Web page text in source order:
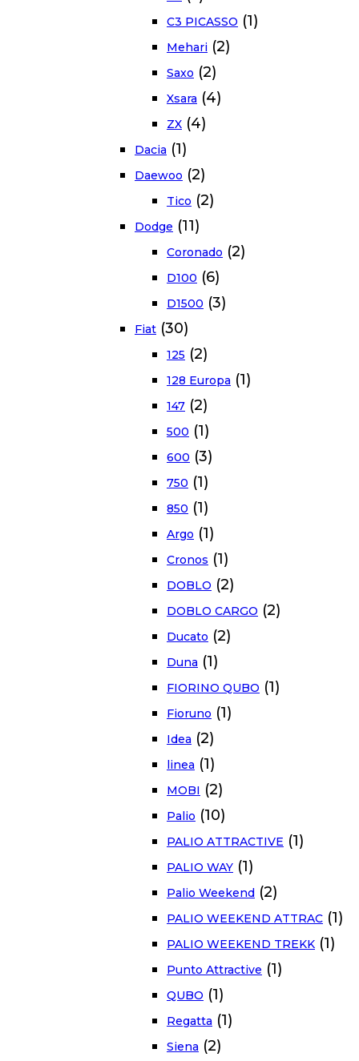
C3 PICASSO (1)
Mehari (2)
Saxo (2)
Xsara (4)
ZX (4)
Dacia (1)
Daewoo (2)
Tico (2)
Dodge (11)
Coronado (2)
D100 (6)
D1500 (3)
Fiat (30)
125 (2)
128 Europa (1)
147 (2)
500 (1)
600 (3)
750 (1)
850 (1)
Argo (1)
Cronos (1)
DOBLO (2)
DOBLO CARGO (2)
Ducato (2)
Duna (1)
FIORINO QUBO (1)
Fioruno (1)
Idea (2)
linea (1)
MOBI (2)
Palio (10)
PALIO ATTRACTIVE (1)
PALIO WAY (1)
Palio Weekend (2)
PALIO WEEKEND ATTRAC (1)
PALIO WEEKEND TREKK (1)
Punto Attractive (1)
QUBO (1)
Regatta (1)
Siena (2)